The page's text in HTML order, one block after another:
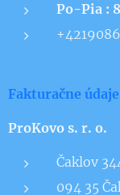
Po-Pia :
Fakturačne údaje
ProKovo s. r. o.
Čaklov
094 35